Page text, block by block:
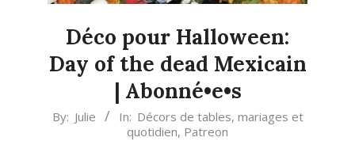
Déco pour Halloween:
Day of the dead Mexicain
| Abonné•e•s
2013-
By: Julie In: Décors de tables, mariages et
quotidien, Patreon